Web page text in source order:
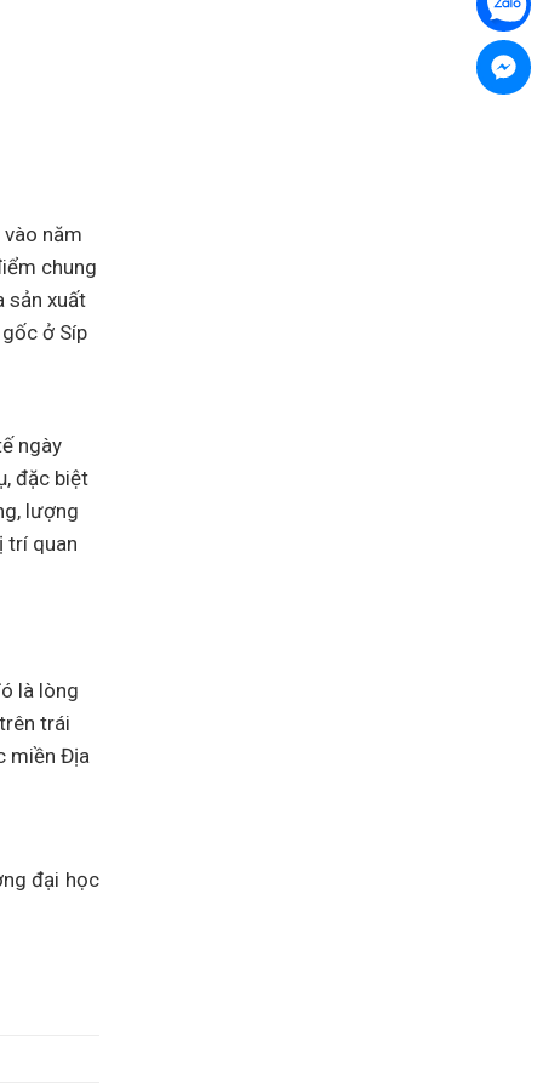
năm
chung
sản xuất
ở Síp
ngày
đặc biệt
lượng
trí quan
là lòng
trái
miền Địa
đại học